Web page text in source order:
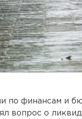
по финансам и
вопрос о